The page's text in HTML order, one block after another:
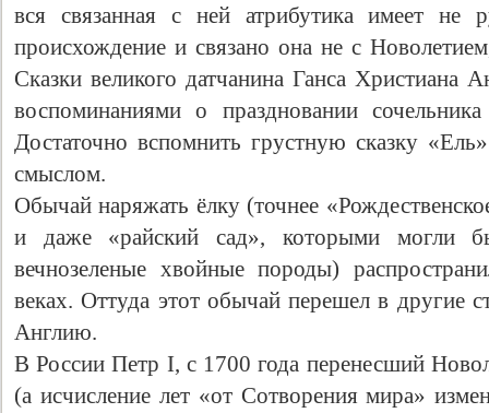
вся связанная с ней атрибутика имеет не
происхождение и связано она не с
Сказки великого датчанина Ганса Христиана
воспоминаниями о праздновании
Достаточно вспомнить грустную сказку
смыслом.
Обычай наряжать ёлку (точнее
и даже «райский сад», которыми могли
вечнозеленые хвойные породы)
веках. Оттуда этот обычай перешел в другие
Англию.
В России Петр I, с 1700 года перенесший
(а исчисление лет «от Сотворения мира»